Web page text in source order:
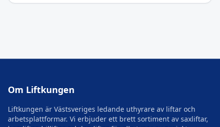
Om Liftkungen
Liftkungen är Västsveriges ledande uthyrare av liftar och
arbetsplattformar. Vi erbjuder ett brett sortiment av saxliftar,